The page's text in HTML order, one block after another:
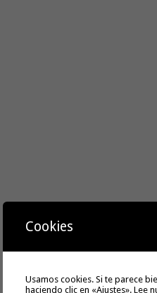
Cookies
Usamos cookies. Si te parece
haciendo clic en «Ajustes». Lee